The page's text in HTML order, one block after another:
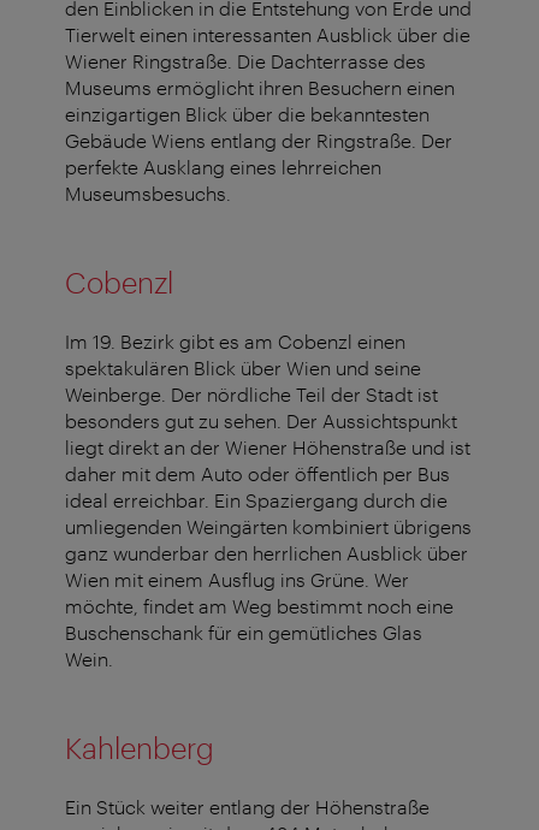
den Einblicken in die Entstehung von Erde und
Tierwelt einen interessanten Ausblick über die
Wiener Ringstraße. Die Dachterrasse des
Museums ermöglicht ihren Besuchern einen
einzigartigen Blick über die bekanntesten
Gebäude Wiens entlang der Ringstraße. Der
perfekte Ausklang eines lehrreichen
Museumsbesuchs.
Cobenzl
Im 19. Bezirk gibt es am Cobenzl einen
spektakulären Blick über Wien und seine
Weinberge. Der nördliche Teil der Stadt ist
besonders gut zu sehen. Der Aussichtspunkt
liegt direkt an der Wiener Höhenstraße und ist
daher mit dem Auto oder öffentlich per Bus
ideal erreichbar. Ein Spaziergang durch die
umliegenden Weingärten kombiniert übrigens
ganz wunderbar den herrlichen Ausblick über
Wien mit einem Ausflug ins Grüne. Wer
möchte, findet am Weg bestimmt noch eine
Buschenschank für ein gemütliches Glas
Wein.
Kahlenberg
Ein Stück weiter entlang der Höhenstraße